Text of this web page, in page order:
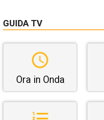
GUIDA TV
Ora in Onda